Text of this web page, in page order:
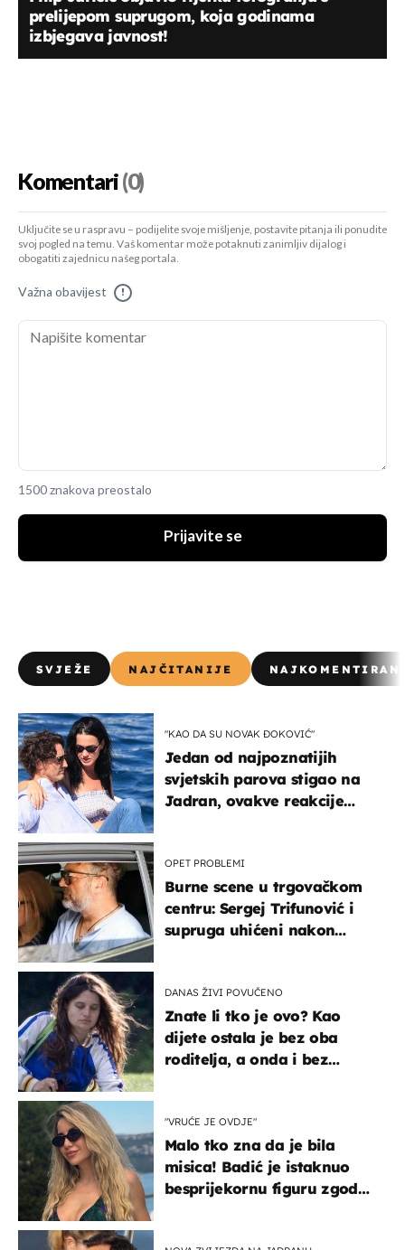
prelijepom suprugom, koja godinama
izbjegava javnost!
Komentari(0)
Uključite se u raspravu – podijelite svoje mišljenje, postavite pitanja ili ponudite
svoj pogled na temu. Vaš komentar može potaknuti zanimljiv dijalog i
obogatiti zajednicu našeg portala.
Važna obavijest !
1500 znakova preostalo
Prijavite se
SVJEŽE NAJČITANIJE
"KAO DA SU NOVAK ĐOKOVIĆ"
Jedan od najpoznatijih
svjetskih parova stigao na
Jadran, ovakve reakcije
OPET PROBLEMI
Burne scene u trgovačkom
centru: Sergej Trifunović i
supruga uhićeni nakon
DANAS ŽIVI POVUČENO
Znate li tko je ovo? Kao
dijete ostala je bez oba
roditelja, a onda i bez
"VRUĆE JE OVDJE"
Malo tko zna da je bila
misica! Badić je istaknuo
besprijekornu figuru zgodne